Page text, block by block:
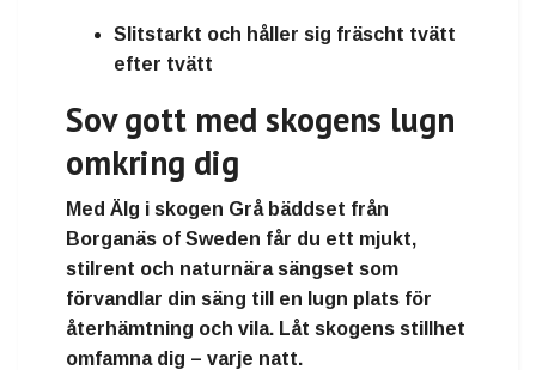
Slitstarkt och håller sig fräscht tvätt
efter tvätt
Sov gott med skogens lugn
omkring dig
Med Älg i skogen Grå bäddset från
Borganäs of Sweden får du ett mjukt,
stilrent och naturnära sängset som
förvandlar din säng till en lugn plats för
återhämtning och vila. Låt skogens stillhet
omfamna dig – varje natt.